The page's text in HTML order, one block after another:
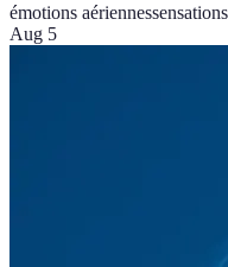
émotions aériennes
Aug 5